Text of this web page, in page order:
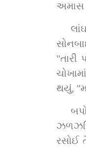
અમાસ
થયું,
રસોઈ